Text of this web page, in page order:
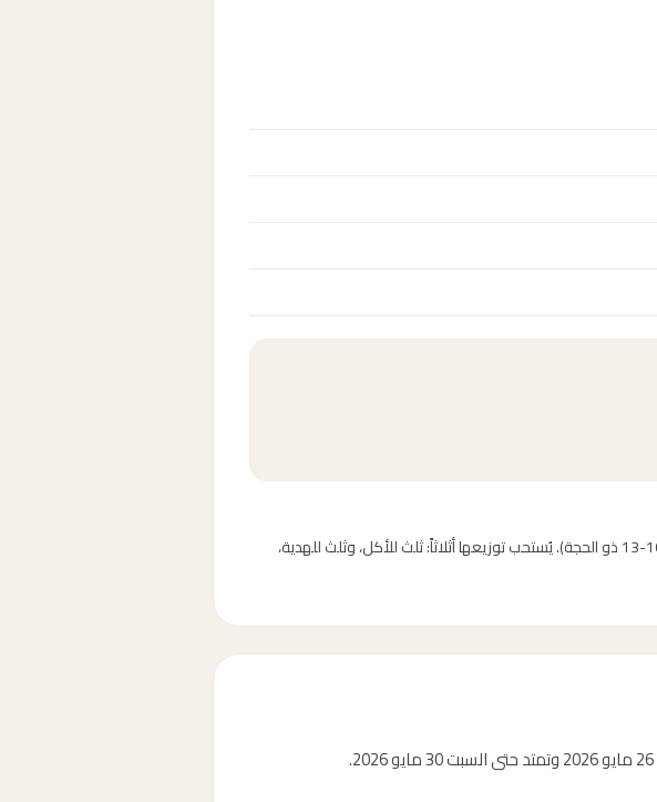
الأضحية سنة مؤكدة عن النبي ﷺ لكل مسلم مستطيع. تُذبح في يوم النحر وأيام التشريق الثلاثة (10-13 ذو الحجة). يُستحب توزيعها أثلاثاً: ثلث للأكل، وثلث للهدية،